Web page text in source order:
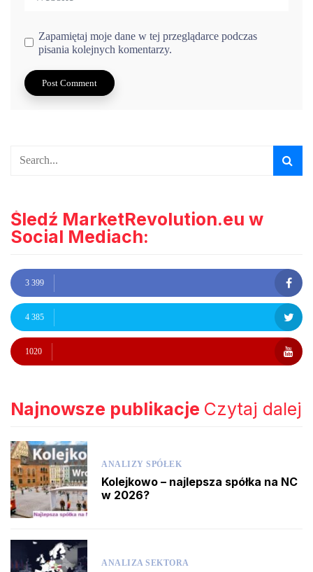
Zapamiętaj moje dane w tej przeglądarce podczas
pisania kolejnych komentarzy.
Śledź MarketRevolution.eu w
Social Mediach:
3 399
4 385
1020
Najnowsze publikacje Czytaj dalej
ANALIZY SPÓŁEK
Kolejkowo – najlepsza spółka na NC
w 2026?
ANALIZA SEKTORA